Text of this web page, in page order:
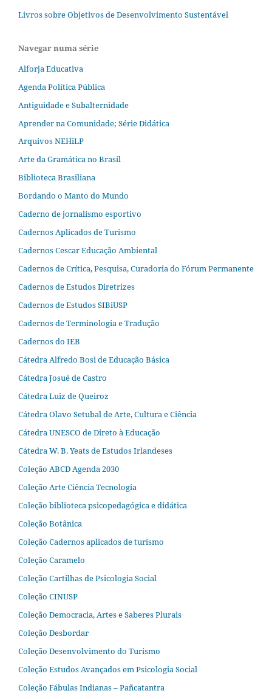
Livros sobre Objetivos de Desenvolvimento Sustentável
Navegar numa série
Alforja Educativa
Agenda Política Pública
Antiguidade e Subalternidade
Aprender na Comunidade; Série Didática
Arquivos NEHiLP
Arte da Gramática no Brasil
Biblioteca Brasiliana
Bordando o Manto do Mundo
Caderno de jornalismo esportivo
Cadernos Aplicados de Turismo
Cadernos Cescar Educação Ambiental
Cadernos de Crítica, Pesquisa, Curadoria do Fórum Permanente
Cadernos de Estudos Diretrizes
Cadernos de Estudos SIBiUSP
Cadernos de Terminologia e Tradução
Cadernos do IEB
Cátedra Alfredo Bosi de Educação Básica
Cátedra Josué de Castro
Cátedra Luiz de Queiroz
Cátedra Olavo Setubal de Arte, Cultura e Ciência
Cátedra UNESCO de Direto à Educação
Cátedra W. B. Yeats de Estudos Irlandeses
Coleção ABCD Agenda 2030
Coleção Arte Ciência Tecnologia
Coleção biblioteca psicopedagógica e didática
Coleção Botânica
Coleção Cadernos aplicados de turismo
Coleção Caramelo
Coleção Cartilhas de Psicologia Social
Coleção CINUSP
Coleção Democracia, Artes e Saberes Plurais
Coleção Desbordar
Coleção Desenvolvimento do Turismo
Coleção Estudos Avançados em Psicologia Social
Coleção Fábulas Indianas – Pañcatantra